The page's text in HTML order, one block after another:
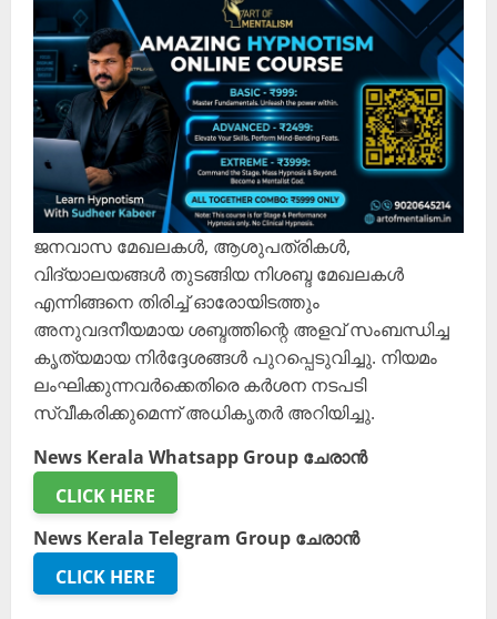
ജനവാസ മേഖലകൾ, ആശുപത്രികൾ,
വിദ്യാലയങ്ങൾ തുടങ്ങിയ നിശബ്ദ മേഖലകൾ
എന്നിങ്ങനെ തിരിച്ച് ഓരോയിടത്തും
അനുവദനീയമായ ശബ്ദത്തിന്റെ അളവ് സംബന്ധിച്ച
കൃത്യമായ നിർദ്ദേശങ്ങൾ പുറപ്പെടുവിച്ചു. നിയമം
ലംഘിക്കുന്നവർക്കെതിരെ കർശന നടപടി
സ്വീകരിക്കുമെന്ന് അധികൃതർ അറിയിച്ചു.
News Kerala Whatsapp Group ചേരാൻ
CLICK HERE
News Kerala Telegram Group ചേരാൻ
CLICK HERE